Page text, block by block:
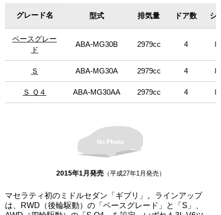
新的なイタリアンデザインを採用する。今回、環境性能や
安全性を強化した改良新型車として刷新。マセラティ伝統
のスタイリング、エレガンス、クオリティ、パフォーマン
スを継承しながら先進の装備の強化を図り、卓越したドラ
イバビリティと、同セグメントにおけるよりプレミアムな
ポジショニングへの進化を実現。新エンジンは、排出ガス
低減や燃費向上が見込まれる「スタート＆ストップ機能」
ーダーベースのセンサーが死角内を走行している車を検知
すると、ドアミラーの警告灯および音声でドライバーに知
を発して、ドライバーをサポートする「リヤ・クロス・パ
ス」を標準装備（「ベースグレード」はパッケージ）。
「ベースグレード」、「S」は左右、その他は左ハンドルの
グレード名
ベースグレー
ド
Ｓ
Ｓ Ｑ４
グレード名 型式 排気量 ドア数 シ
ベースグレー
ド
ABA-MG30B 2979cc 4
Ｓ ABA-MG30A 2979cc 4
Ｓ Ｑ４ ABA-MG30AA 2979cc 4
2015年1月発売（平成27年1月発売）
マセラティ初のミドルセダン「ギブリ」。ラインアップ
は、RWD（後輪駆動）の「ベースグレード」と「S」、